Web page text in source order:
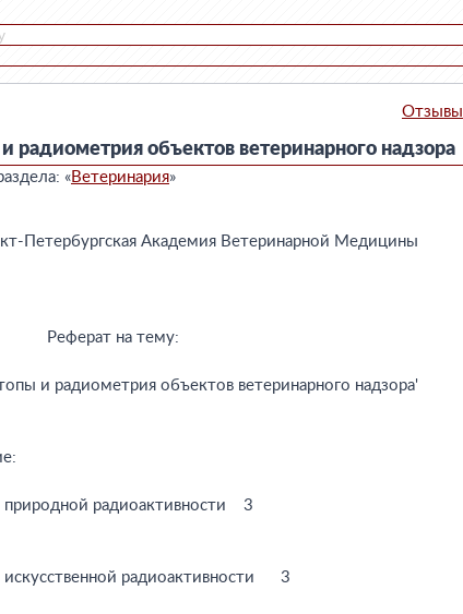
Отзывы
радиометрия объектов ветеринарного надзора
«Ветеринария»